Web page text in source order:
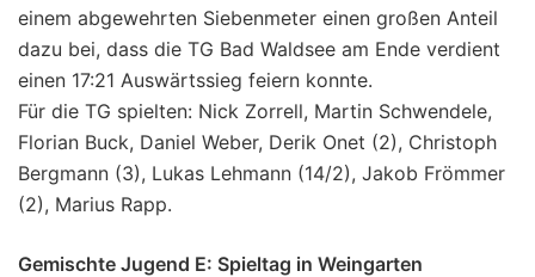
einem abgewehrten Siebenmeter einen großen Anteil
dazu bei, dass die TG Bad Waldsee am Ende verdient
einen 17:21 Auswärtssieg feiern konnte.
Für die TG spielten: Nick Zorrell, Martin Schwendele,
Florian Buck, Daniel Weber, Derik Onet (2), Christoph
Bergmann (3), Lukas Lehmann (14/2), Jakob Frömmer
(2), Marius Rapp.
Gemischte Jugend E: Spieltag in Weingarten